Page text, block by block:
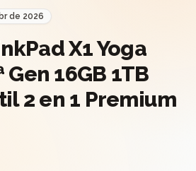
de 2026
X1 Yoga
Gen 16GB 1TB
2 en 1 Premium